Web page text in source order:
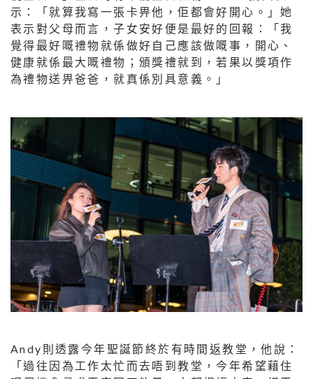
示：「就算我寫一張卡畀他，佢都會好開心。」她
表示對父母而言，子女安好便是最好的回報：「我
覺得最好嘅禮物就係做好自己應該做嘅事，開心、
健康就係最大嘅禮物；頒獎禮就到，若果以獎項作
為禮物送畀爸爸，就真係別具意義。」
Andy則透露今年聖誕節終於有時間返教堂，他說：
「過往因為工作太忙而去唔到教堂，今年希望藉住